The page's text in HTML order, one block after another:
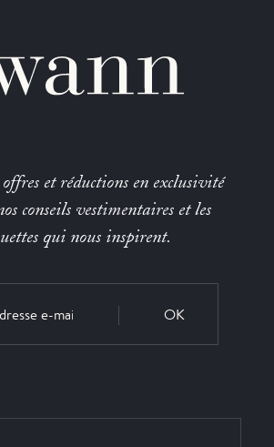
et réductions en exclusivité
conseils vestimentaires et les
qui nous inspirent.
OK